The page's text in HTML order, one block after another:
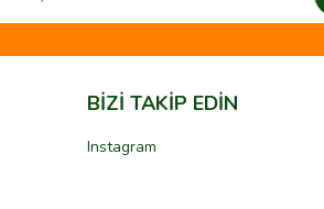
BİZİ TAKİP EDİN
Instagram